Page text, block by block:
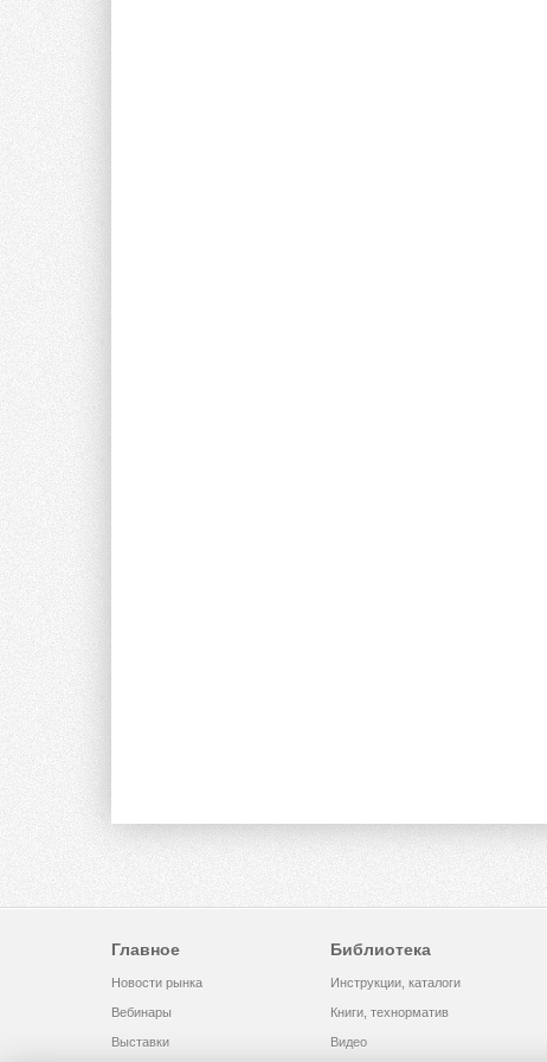
Главное
Новости рынка
Вебинары
Выставки
Библиотека
Инструкции, каталоги
Книги, технорматив
Видео